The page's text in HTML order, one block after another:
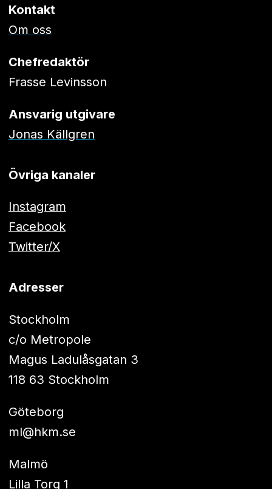
Kontakt
Om oss
Chefredaktör
Frasse Levinsson
Ansvarig utgivare
Jonas Källgren
Övriga kanaler
Instagram
Facebook
Twitter/X
Adresser
Stockholm
c/o Metropole
Magus Ladulåsgatan 3
118 63 Stockholm
Göteborg
ml@hkm.se
Malmö
Lilla Torg 1